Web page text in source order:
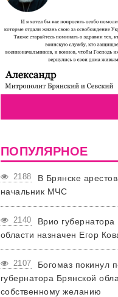
ПОПУЛЯРНОЕ
2188
В Брянске
начальник МЧС
2140
Врио губернатора
области назначен Егор
2107
Богомаз покинул
губернатора Брянской
собственному желанию